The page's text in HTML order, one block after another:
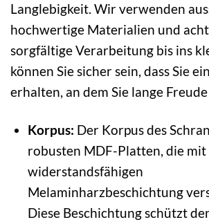
Langlebigkeit. Wir verwenden
hochwertige Materialien und
sorgfältige Verarbeitung bis ins
können Sie sicher sein, dass Sie
erhalten, an dem Sie lange
Korpus: Der Korpus des
robusten MDF-Platten, die
widerstandsfähigen
Melaminharzbeschichtung
Diese Beschichtung schützt